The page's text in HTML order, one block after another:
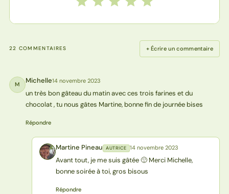
22 COMMENTAIRES + Écrire un commentaire
M Michelle14 novembre 2023
un très bon gâteau du matin avec ces trois farines et du
chocolat , tu nous gâtes Martine, bonne fin de journée bises
Répondre
MP Martine Pineau AUTRICE 14 novembre 2023
Avant tout, je me suis gâtée 🙂 Merci Michelle,
bonne soirée à toi, gros bisous
Répondre